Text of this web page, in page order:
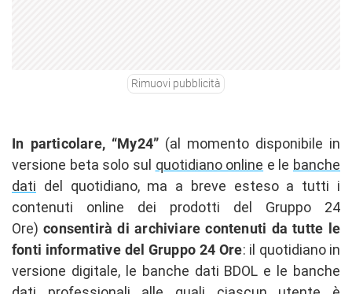
Rimuovi pubblicità
In particolare, “My24” (al momento disponibile in
versione beta solo sul quotidiano online e le banche
dati del quotidiano, ma a breve esteso a tutti i
contenuti online dei prodotti del Gruppo 24
Ore)consentirà di archiviare contenuti da tutte le
fonti informative del Gruppo 24 Ore: il quotidiano in
versione digitale, le banche dati BDOL e le banche